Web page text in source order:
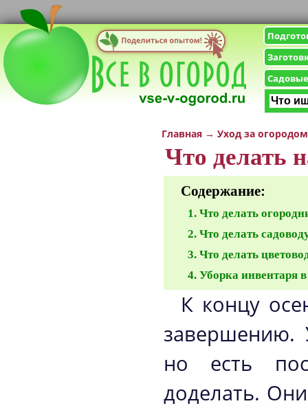
Главная → Уход за огородом
Что делать
Содержание:
Что делать
Что делать
Что делать
Уборка инвентаря
К концу
завершению.
но есть
доделать.